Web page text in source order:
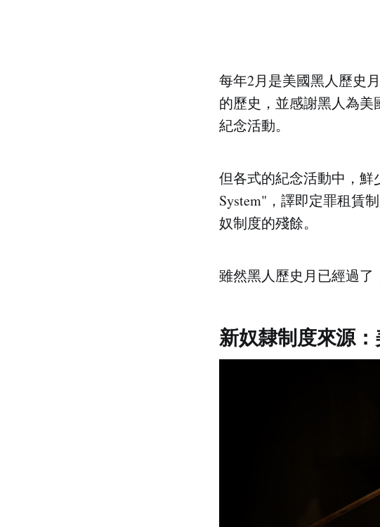
每年2月是美國黑人歷史
的歷史，並感謝黑人為
紀念活動。
但各式的紀念活動中，鮮
System"，譯即定罪租賃
奴制度的殘餘。
雖然黑人歷史月已經過了
新奴隸制度來源